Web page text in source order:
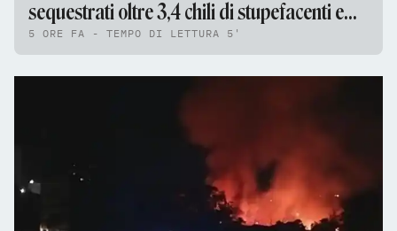
sequestrati oltre 3,4 chili di stupefacenti e
95mila euro
5 ORE FA - TEMPO DI LETTURA 5'